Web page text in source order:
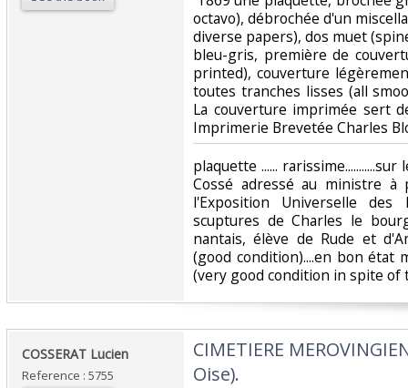
octavo), débrochée d'un
diverse papers), dos muet
bleu-gris, première de
printed), couverture
toutes tranches lisses (all
La couverture imprimée sert
Imprimerie Brevetée Charles
‎plaquette ......
Cossé adressé au ministre
l'Exposition Universelle des
scuptures de Charles le
nantais, élève de Rude et
(good condition)....en bon état
(very good condition in spite of
‎COSSERAT Lucien‎
Reference : 5755
‎CIMETIERE
Oise). ‎